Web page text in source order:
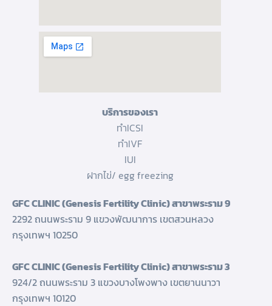
บริการของเรา
ทำICSI
ทำIVF
IUI
ฝากไข่/ egg freezing
GFC CLINIC (Genesis Fertility Clinic) สาขาพระราม 9
2292 ถนนพระราม 9 แขวงพัฒนาการ เขตสวนหลวง
กรุงเทพฯ 10250
GFC CLINIC (Genesis Fertility Clinic) สาขาพระราม 3
924/2 ถนนพระราม 3 แขวงบางโพงพาง เขตยานนาวา
กรุงเทพฯ 10120